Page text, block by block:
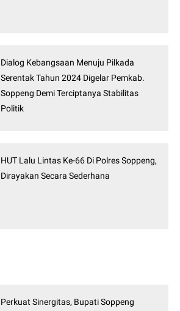
Dialog Kebangsaan Menuju Pilkada
Serentak Tahun 2024 Digelar Pemkab.
Soppeng Demi Terciptanya Stabilitas
Politik
HUT Lalu Lintas Ke-66 Di Polres Soppeng,
Dirayakan Secara Sederhana
Perkuat Sinergitas, Bupati Soppeng